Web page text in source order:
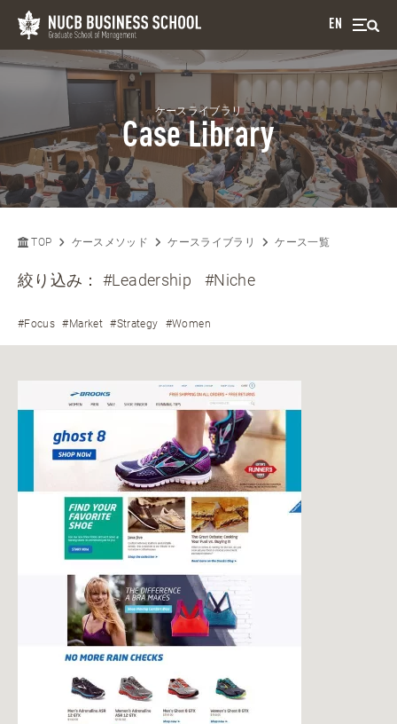
EN
ケースライブラリ
Case Library
TOP ケースメソッド ケースライブラリ ケース一覧
絞り込み：#Leadership #Niche
#Focus #Market #Strategy #Women